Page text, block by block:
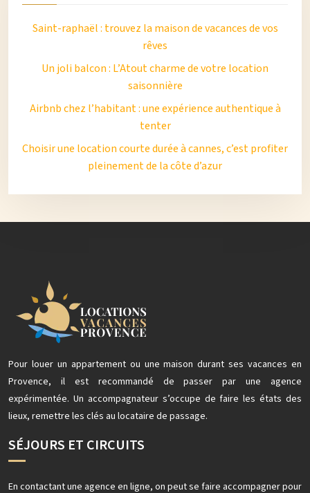
Saint-raphaël : trouvez la maison de vacances de vos
rêves
Un joli balcon : L’Atout charme de votre location
saisonnière
Airbnb chez l’habitant : une expérience authentique à
tenter
Choisir une location courte durée à cannes, c’est profiter
pleinement de la côte d’azur
Pour louer un appartement ou une maison durant ses vacances en
Provence, il est recommandé de passer par une agence
expérimentée. Un accompagnateur s’occupe de faire les états des
lieux, remettre les clés au locataire de passage.
SÉJOURS ET CIRCUITS
En contactant une agence en ligne, on peut se faire accompagner pour